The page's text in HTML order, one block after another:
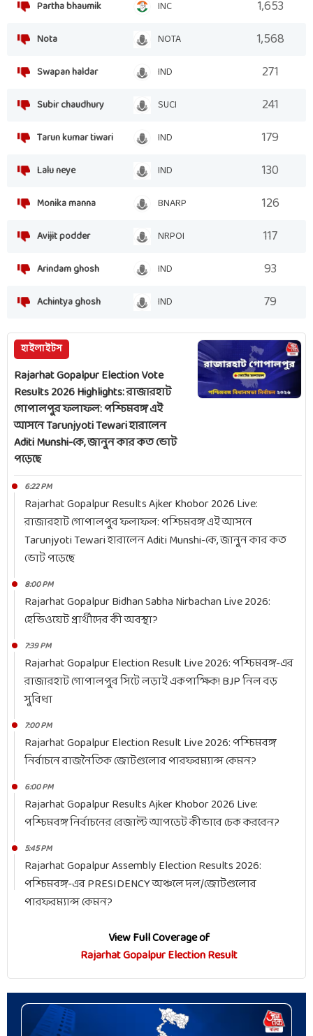
Partha bhaumik INC 1,653
Nota NOTA 1,568
Swapan haldar IND 271
Subir chaudhury SUCI 241
Tarun kumar tiwari IND 179
Lalu neye IND 130
Monika manna BNARP 126
Avijit podder NRPOI 117
Arindam ghosh IND 93
Achintya ghosh IND 79
হাইলাইটস
Rajarhat Gopalpur Election Vote
Results 2026 Highlights: রাজারহাট
গোপালপুর ফলাফল: পশ্চিমবঙ্গ এই
আসনে Tarunjyoti Tewari হারালেন
Aditi Munshi-কে, জানুন কার কত ভোট
পড়েছে
6:22 PM
Rajarhat Gopalpur Results Ajker Khobor 2026 Live:
রাজারহাট গোপালপুর ফলাফল: পশ্চিমবঙ্গ এই আসনে
Tarunjyoti Tewari হারালেন Aditi Munshi-কে, জানুন কার কত
ভোট পড়েছে
8:00 PM
Rajarhat Gopalpur Bidhan Sabha Nirbachan Live 2026:
হেভিওয়েট প্রার্থীদের কী অবস্থা?
7:39 PM
Rajarhat Gopalpur Election Result Live 2026: পশ্চিমবঙ্গ-এর
রাজারহাট গোপালপুর সিটে লড়াই একপাক্ষিক! BJP নিল বড়
সুবিধা
7:00 PM
Rajarhat Gopalpur Election Result Live 2026: পশ্চিমবঙ্গ
নির্বাচনে রাজনৈতিক জোটগুলোর পারফরম্যান্স কেমন?
6:00 PM
Rajarhat Gopalpur Results Ajker Khobor 2026 Live:
পশ্চিমবঙ্গ নির্বাচনের রেজাল্ট আপডেট কীভাবে চেক করবেন?
5:45 PM
Rajarhat Gopalpur Assembly Election Results 2026:
পশ্চিমবঙ্গ-এর PRESIDENCY অঞ্চলে দল/জোটগুলোর
পারফরম্যান্স কেমন?
View Full Coverage of
Rajarhat Gopalpur Election Result